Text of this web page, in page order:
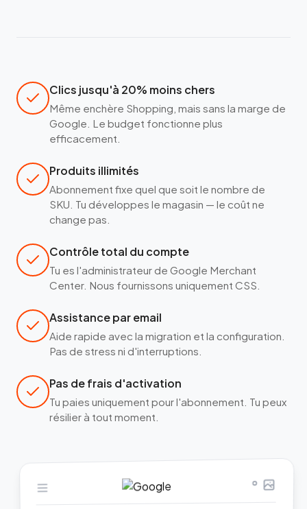
Clics jusqu'à 20% moins chers
Même enchère Shopping, mais sans la marge de
Google. Le budget fonctionne plus
efficacement.
Produits illimités
Abonnement fixe quel que soit le nombre de
SKU. Tu développes le magasin — le coût ne
change pas.
Contrôle total du compte
Tu es l'administrateur de Google Merchant
Center. Nous fournissons uniquement CSS.
Assistance par email
Aide rapide avec la migration et la configuration.
Pas de stress ni d'interruptions.
Pas de frais d'activation
Tu paies uniquement pour l'abonnement. Tu peux
résilier à tout moment.